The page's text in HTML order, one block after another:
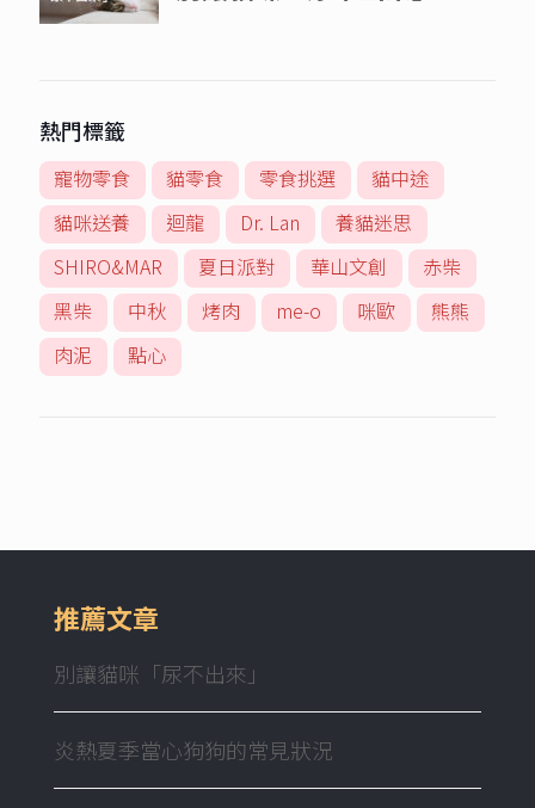
熱門標籤
寵物零食 貓零食 零食挑選
貓中途
貓咪送養
迴龍 Dr. Lan
養貓迷思
SHIRO&MAR
夏日派對 華山文創
赤柴
黑柴
中秋 烤肉 me-o 咪歐
熊熊
肉泥
點心
推薦文章
別讓貓咪「尿不出來」
炎熱夏季當心狗狗的常見狀況